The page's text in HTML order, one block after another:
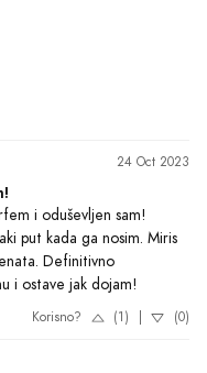
24 Oct 2023
i oduševljen sam!
put kada ga nosim. Miris
Definitivno
i ostave jak dojam!
Korisno? (1) | (0)